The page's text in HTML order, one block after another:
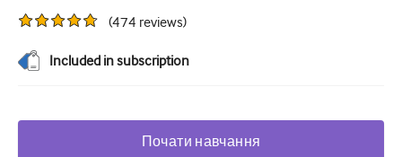
Дерматологія
Цукровий діабет та ендокринологія
(474 reviews)
Included in subscription
Почати навчання